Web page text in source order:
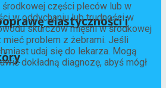
elastyczności i
części pleców lub w
w oddychaniu lub trudności w
skurczów mięśni w środkowej
problem z żebrami. Jeśli
udaj się do lekarza. Mogą
dokładną diagnozę, abyś mógł